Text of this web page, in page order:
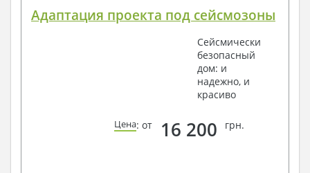
Адаптация проекта под сейсмозоны
Сейсмически
безопасный
дом: и
надежно, и
красиво
Цена: от 16 200 грн.